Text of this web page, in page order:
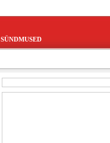
SÜNDMUSED